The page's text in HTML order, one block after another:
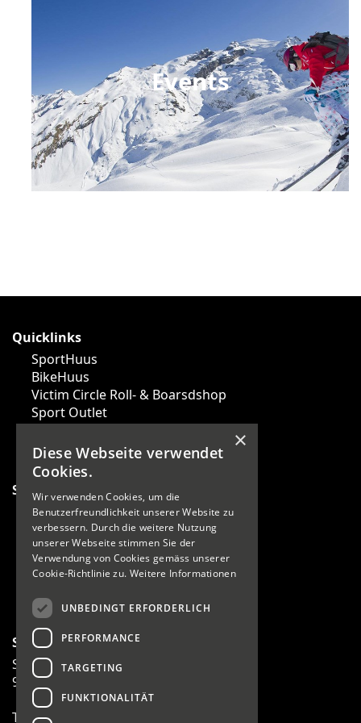
Events
Quicklinks
SportHuus
BikeHuus
Victim Circle Roll- & Boarsdshop
Sport Outlet
News
Events
Sportarten
Running
Fussball
Wandern
Fitness
Wintersport
Teamsport
Sport Sprecher AG
Staatsstrasse 3
9470 Werdenberg
T 081 756 21 60
×
Diese Webseite verwendet
Cookies.
Wir verwenden Cookies, um die
Benutzerfreundlichkeit unserer Website zu
verbessern. Durch die weitere Nutzung
unserer Webseite stimmen Sie der
Verwendung von Cookies gemäss unserer
Cookie-Richtlinie zu. Weitere Informationen
UNBEDINGT ERFORDERLICH
PERFORMANCE
TARGETING
FUNKTIONALITÄT